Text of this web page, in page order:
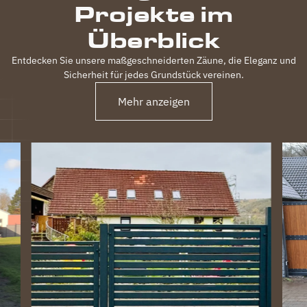
Projekte im
Überblick
Entdecken Sie unsere maßgeschneiderten Zäune, die Eleganz und
Sicherheit für jedes Grundstück vereinen.
Mehr anzeigen